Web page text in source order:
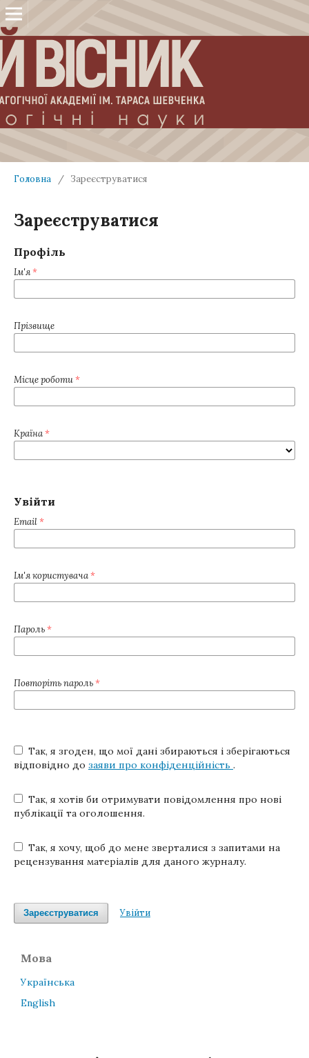
Головна / Зареєструватися
Зареєструватися
Профіль
Ім'я*
Прізвище
Місце роботи*
Країна*
Увійти
Email*
Ім'я користувача*
Пароль*
Повторіть пароль*
відповідно до заяви про конфіденційність .
публікації та оголошення.
рецензування матеріалів для даного журналу.
Зареєструватися Увійти
Мова
Українська
English